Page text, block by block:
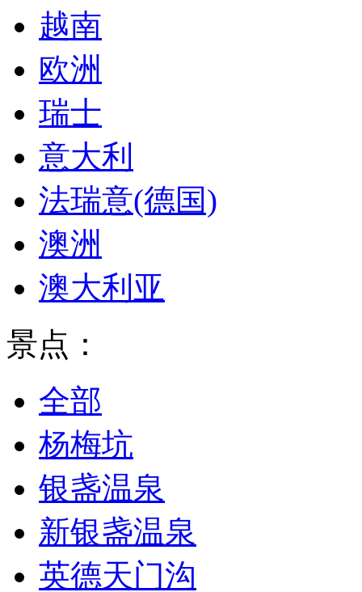
越南
欧洲
瑞士
意大利
法瑞意(德国)
澳洲
澳大利亚
景点：
全部
杨梅坑
银盏温泉
新银盏温泉
英德天门沟